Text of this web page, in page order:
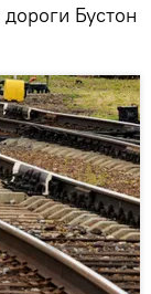
Бустон